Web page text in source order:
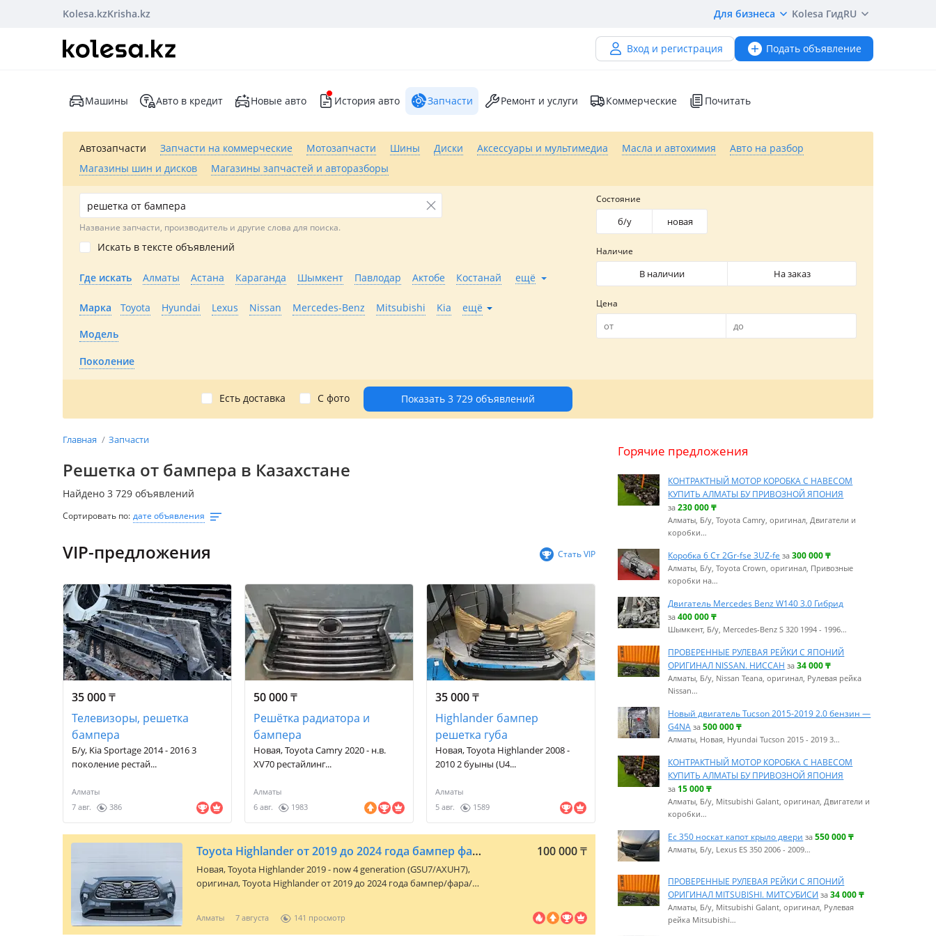
Kolesa.kzKrisha.kz Для бизнеса Kolesa ГидRU
Вход и регистрация Подать объявление
Машины Авто в кредит Новые авто История авто Запчасти Ремонт и услуги Коммерческие Почитать
Автозапчасти Запчасти на коммерческие Мотозапчасти Шины Диски Аксессуары и мультимедиа Масла и автохимия
Авто на разбор
Магазины шин и дисков
Магазины запчастей и авторазборы
Название запчасти, производитель и другие слова для поиска.
Искать в тексте объявлений
Где искать Алматы Астана Караганда Шымкент Павлодар Актобе Костанай ещё
Марка Toyota Hyundai Lexus Nissan Mercedes-Benz Mitsubishi Kia ещё
Модель
Поколение
Состояние
б/y новая
Наличие
В наличии На заказ
Цена
Показать 3 729 объявлений
Есть доставка С фото
Главная Запчасти
Решетка от бампера в Казахстане
Найдено 3 729 объявлений
Сортировать по: дате объявления
VIP-предложения Стать VIP
35 000₸
Телевизоры, решетка
бампера
Б/у, Kia Sportage 2014 - 2016 3
поколение рестай...
Алматы
7 авг.
386
50 000₸
Решётка радиатора и
бампера
Новая, Toyota Camry 2020 - н.в.
XV70 рестайлинг...
Алматы
6 авг.
1983
35 000₸
Highlander бампер
решетка губа
Новая, Toyota Highlander 2008 -
2010 2 буыны (U4...
Алматы
5 авг.
1589
Toyota Highlander от 2019 до 2024 года бампер фара решетка 100 000₸
Новая,Toyota Highlander 2019 - now 4 generation (GSU7/AXUH7),
оригинал, Toyota Highlander от 2019 до 2024 года бампер/фара/
запчасти на автомобили Toyota и Lexus. В наличии и под заказ:
Алматы 7 августа 141
Горячие предложения
КОНТРАКТНЫЙ МОТОР КОРОБКА С НАВЕСОМ
КУПИТЬ АЛМАТЫ БУ ПРИВОЗНОЙ ЯПОНИЯ
за230 000₸
Алматы, Б/у, Toyota Camry, оригинал, Двигатели и
коробки…
Коробка 6 Ст 2Gr-fse 3UZ-fe за300 000₸
Алматы, Б/у, Toyota Crown, оригинал, Привозные
коробки на…
Двигатель Mercedes Benz W140 3.0 Гибрид
за400 000₸
Шымкент, Б/у, Mercedes-Benz S 320 1994 - 1996…
ПРОВЕРЕННЫЕ РУЛЕВАЯ РЕЙКИ С ЯПОНИЙ
ОРИГИНАЛ NISSAN. НИССАН за34 000₸
Алматы, Б/у, Nissan Teana, оригинал, Рулевая рейка
Nissan…
Новый двигатель Tucson 2015-2019 2.0 бензин —
G4NA за500 000₸
Алматы, Новая, Hyundai Tucson 2015 - 2019 3…
КОНТРАКТНЫЙ МОТОР КОРОБКА С НАВЕСОМ
КУПИТЬ АЛМАТЫ БУ ПРИВОЗНОЙ ЯПОНИЯ
за 15 000₸
Алматы, Б/у, Mitsubishi Galant, оригинал, Двигатели и
коробки…
Ес 350 носкат капот крыло двери за550 000₸
Алматы, Б/у, Lexus ES 350 2006 - 2009…
ПРОВЕРЕННЫЕ РУЛЕВАЯ РЕЙКИ С ЯПОНИЙ
ОРИГИНАЛ MITSUBISHI. МИТСУБИСИ за34 000₸
Алматы, Б/у, Mitsubishi Galant, оригинал, Рулевая
рейка Mitsubishi…